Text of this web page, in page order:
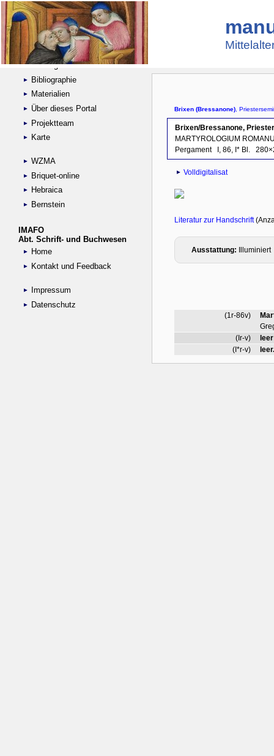
Suche
Handschriftensammlungen
Digitalisierte Handschriften
Kataloge
Bibliographie
Materialien
Über dieses Portal
Projektteam
Karte
WZMA
Briquet-online
Hebraica
Bernstein
IMAFO
Abt. Schrift- und Buchwesen
Home
Kontakt und Feedback
Impressum
Datenschutz